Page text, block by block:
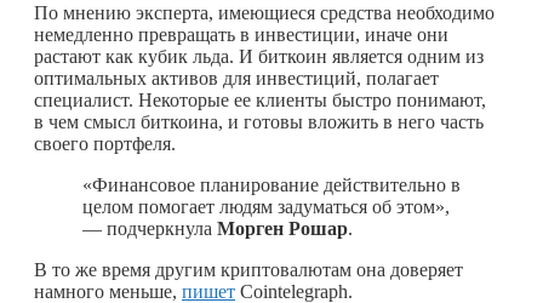
По мнению эксперта, имеющиеся средства необходимо
немедленно превращать в инвестиции, иначе они
растают как кубик льда. И биткоин является одним из
оптимальных активов для инвестиций, полагает
специалист. Некоторые ее клиенты быстро понимают,
в чем смысл биткоина, и готовы вложить в него часть
своего портфеля.
«Финансовое планирование действительно в
целом помогает людям задуматься об этом»,
— подчеркнула Морген Рошар.
В то же время другим криптовалютам она доверяет
намного меньше, пишет Cointelegraph.